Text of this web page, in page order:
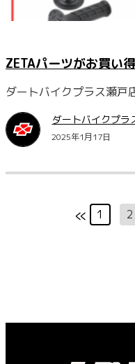
ZETAパーツがお買い
ダートバイクプラス瀬
ダートバイクプラ
2025年1月17日
« 1 2